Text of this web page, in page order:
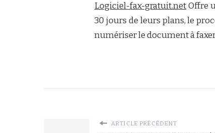
Logiciel-fax-gratuit.netOffre
30 jours de leurs plans, le
numériser le document à
ARTICLE PRÉCÉDENT